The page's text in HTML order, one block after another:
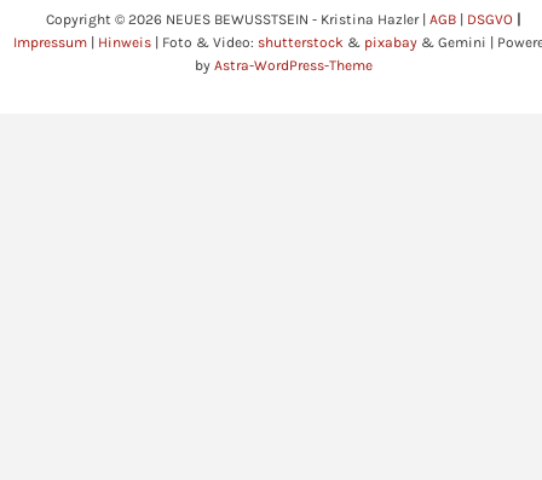
Copyright © 2026 NEUES BEWUSSTSEIN - Kristina Hazler | AGB DSGVO
Impressum
Hinweis | Foto & Video: shutterstock & pixabay & Gemini |
by Astra-WordPress-Theme